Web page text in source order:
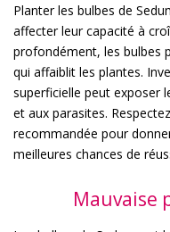
Planter les bulbes de
affecter leur capacité à
profondément, les bulbes
qui affaiblit les plantes.
superficielle peut exposer
et aux parasites.
recommandée pour
meilleures chances de
Mauvaise